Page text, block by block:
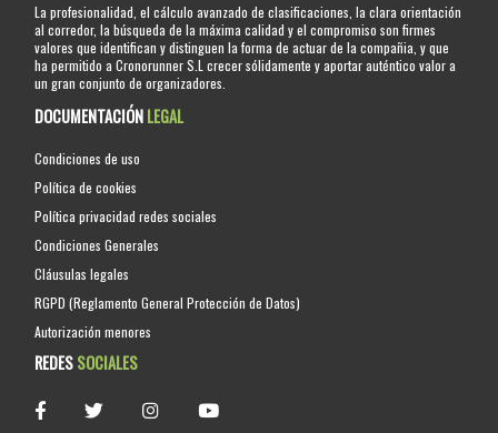
La profesionalidad, el cálculo avanzado de clasificaciones, la clara orientación
al corredor, la búsqueda de la máxima calidad y el compromiso son firmes
valores que identifican y distinguen la forma de actuar de la compañia, y que
ha permitido a Cronorunner S.L crecer sólidamente y aportar auténtico valor a
un gran conjunto de organizadores.
DOCUMENTACIÓNLEGAL
Condiciones de uso
Política de cookies
Política privacidad redes sociales
Condiciones Generales
Cláusulas legales
RGPD (Reglamento General Protección de Datos)
Autorización menores
REDESSOCIALES